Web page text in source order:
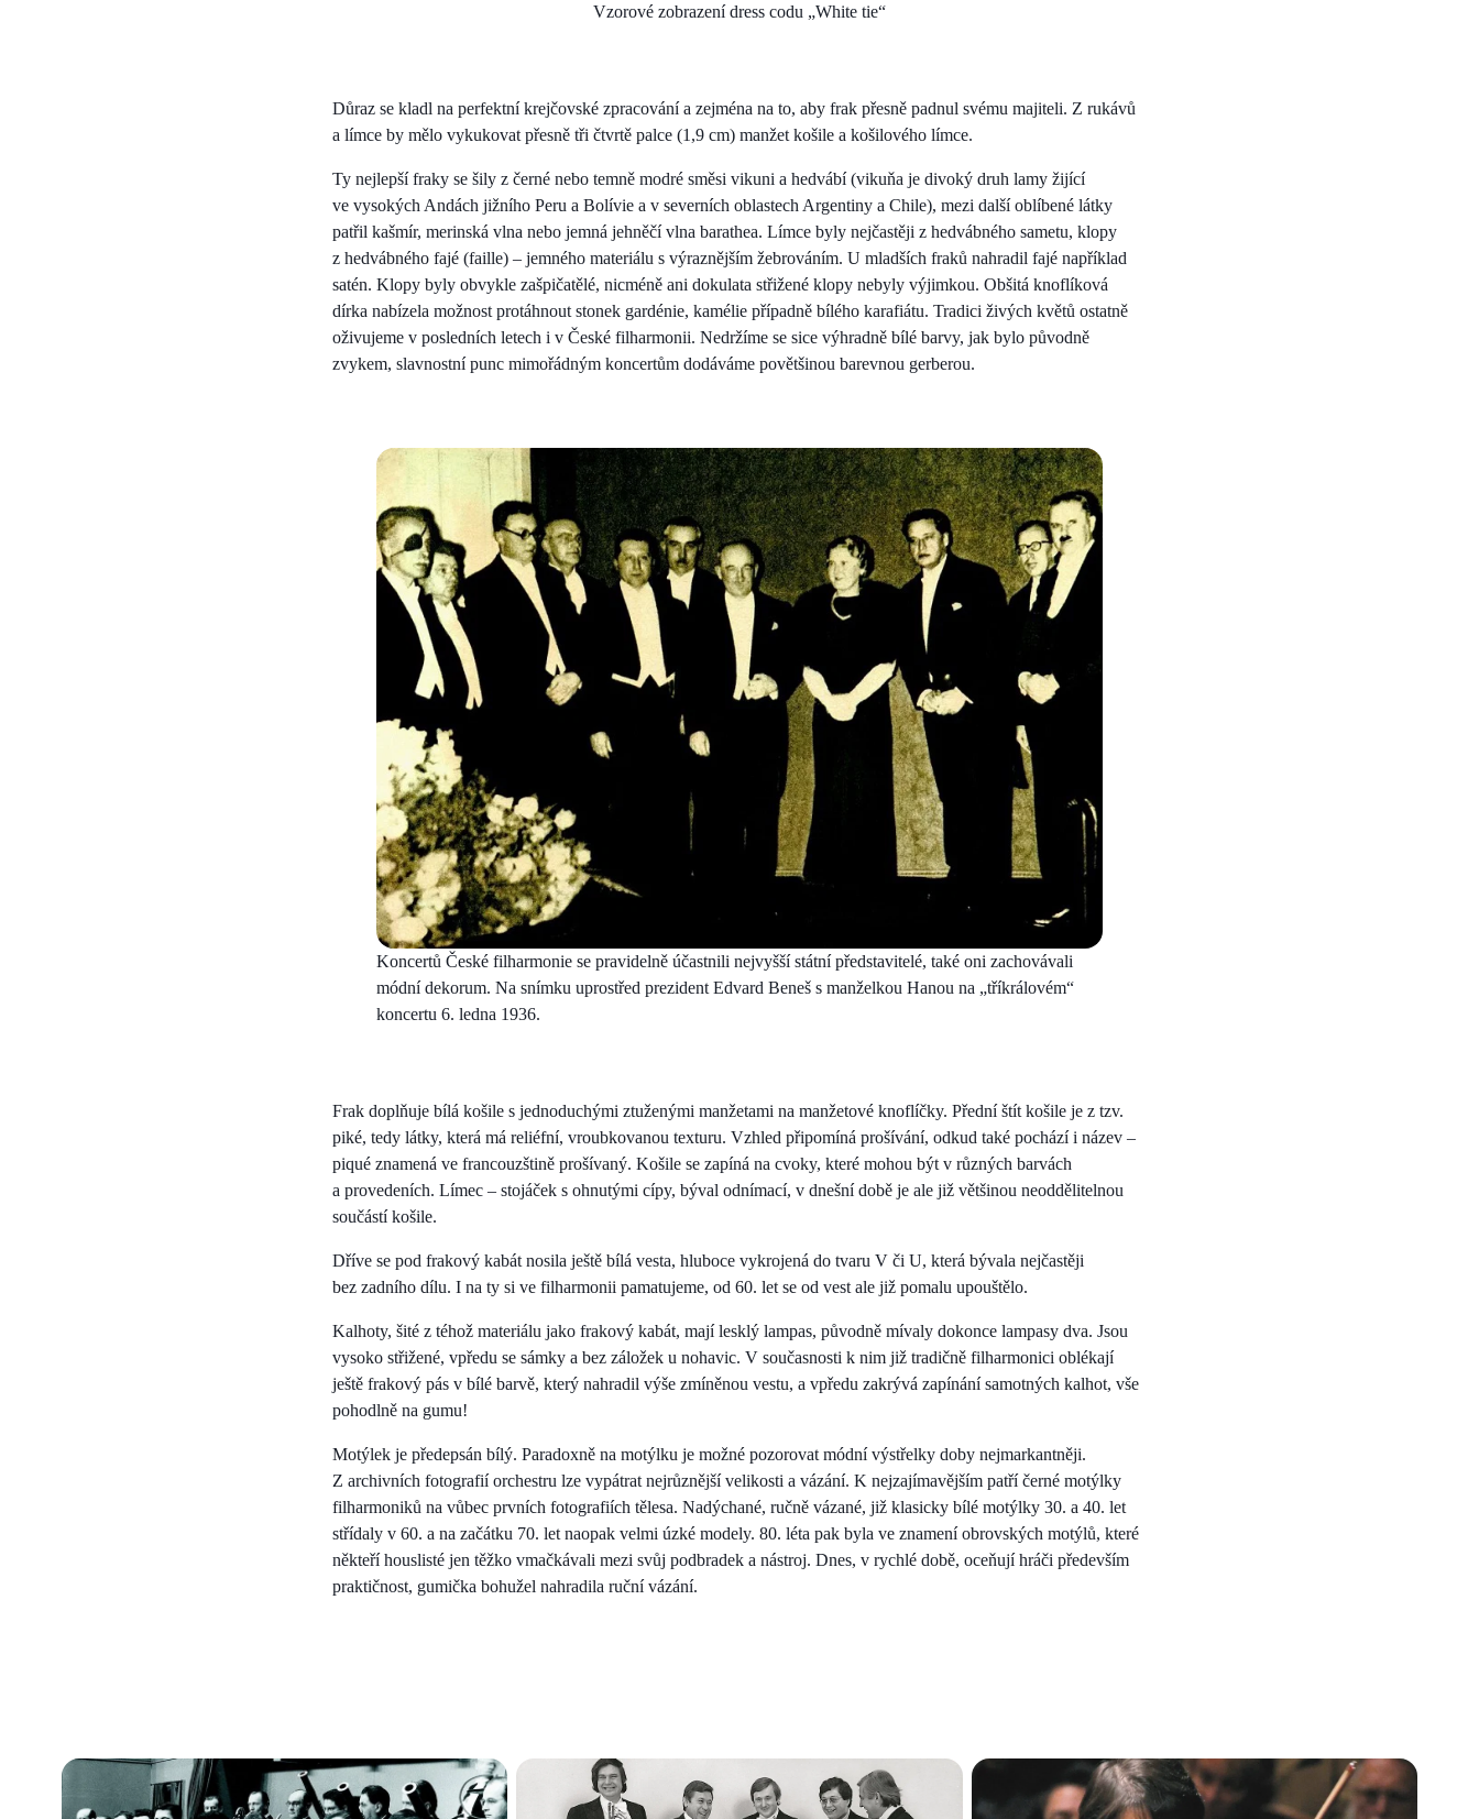
Vzorové zobrazení dress codu „White tie“
Důraz se kladl na perfektní krejčovské zpracování a zejména na to, aby frak přesně padnul svému majiteli. Z rukávů
a límce by mělo vykukovat přesně tři čtvrtě palce (1,9 cm) manžet košile a košilového límce.
Ty nejlepší fraky se šily z černé nebo temně modré směsi vikuni a hedvábí (vikuňa je divoký druh lamy žijící
ve vysokých Andách jižního Peru a Bolívie a v severních oblastech Argentiny a Chile), mezi další oblíbené látky
patřil kašmír, merinská vlna nebo jemná jehněčí vlna barathea. Límce byly nejčastěji z hedvábného sametu, klopy
z hedvábného fajé (faille) – jemného materiálu s výraznějším žebrováním. U mladších fraků nahradil fajé například
satén. Klopy byly obvykle zašpičatělé, nicméně ani dokulata střižené klopy nebyly výjimkou. Obšitá knoflíková
dírka nabízela možnost protáhnout stonek gardénie, kamélie případně bílého karafiátu. Tradici živých květů ostatně
oživujeme v posledních letech i v České filharmonii. Nedržíme se sice výhradně bílé barvy, jak bylo původně
zvykem, slavnostní punc mimořádným koncertům dodáváme povětšinou barevnou gerberou.
Koncertů České filharmonie se pravidelně účastnili nejvyšší státní představitelé, také oni zachovávali
módní dekorum. Na snímku uprostřed prezident Edvard Beneš s manželkou Hanou na „tříkrálovém“
koncertu 6. ledna 1936.
Frak doplňuje bílá košile s jednoduchými ztuženými manžetami na manžetové knoflíčky. Přední štít košile je z tzv.
piké, tedy látky, která má reliéfní, vroubkovanou texturu. Vzhled připomíná prošívání, odkud také pochází i název –
piqué znamená ve francouzštině prošívaný. Košile se zapíná na cvoky, které mohou být v různých barvách
a provedeních. Límec – stojáček s ohnutými cípy, býval odnímací, v dnešní době je ale již většinou neoddělitelnou
součástí košile.
Dříve se pod frakový kabát nosila ještě bílá vesta, hluboce vykrojená do tvaru V či U, která bývala nejčastěji
bez zadního dílu. I na ty si ve filharmonii pamatujeme, od 60. let se od vest ale již pomalu upouštělo.
Kalhoty, šité z téhož materiálu jako frakový kabát, mají lesklý lampas, původně mívaly dokonce lampasy dva. Jsou
vysoko střižené, vpředu se sámky a bez záložek u nohavic. V současnosti k nim již tradičně filharmonici oblékají
ještě frakový pás v bílé barvě, který nahradil výše zmíněnou vestu, a vpředu zakrývá zapínání samotných kalhot, vše
pohodlně na gumu!
Motýlek je předepsán bílý. Paradoxně na motýlku je možné pozorovat módní výstřelky doby nejmarkantněji.
Z archivních fotografií orchestru lze vypátrat nejrůznější velikosti a vázání. K nejzajímavějším patří černé motýlky
filharmoniků na vůbec prvních fotografiích tělesa. Nadýchané, ručně vázané, již klasicky bílé motýlky 30. a 40. let
střídaly v 60. a na začátku 70. let naopak velmi úzké modely. 80. léta pak byla ve znamení obrovských motýlů, které
někteří houslisté jen těžko vmačkávali mezi svůj podbradek a nástroj. Dnes, v rychlé době, oceňují hráči především
praktičnost, gumička bohužel nahradila ruční vázání.